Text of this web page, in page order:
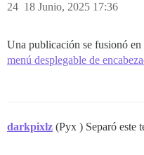
18 Junio, 2025 17:36
24
Una publicación se fusionó en
menú desplegable de
darkpixlz (Pyx ) Separó este